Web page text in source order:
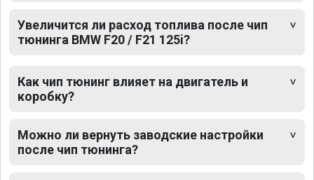
Увеличится ли расход топлива после чип
тюнинга BMW F20 / F21 125i?
Как чип тюнинг влияет на двигатель и
коробку?
Можно ли вернуть заводские настройки
после чип тюнинга?